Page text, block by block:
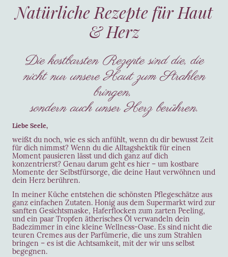
Natürliche Rezepte für Haut
& Herz
Die kostbarsten Rezepte sind die, die
nicht nur unsere Haut zum Strahlen
bringen,
sondern auch unser Herz berühren.
Liebe Seele,
weißt du noch, wie es sich anfühlt, wenn du dir bewusst Zeit
für dich nimmst? Wenn du die Alltagshektik für einen
Moment pausieren lässt und dich ganz auf dich
konzentrierst? Genau darum geht es hier – um kostbare
Momente der Selbstfürsorge, die deine Haut verwöhnen und
dein Herz berühren.
In meiner Küche entstehen die schönsten Pflegeschätze aus
ganz einfachen Zutaten. Honig aus dem Supermarkt wird zur
sanften Gesichtsmaske, Haferflocken zum zarten Peeling,
und ein paar Tropfen ätherisches Öl verwandeln dein
Badezimmer in eine kleine Wellness-Oase. Es sind nicht die
teuren Cremes aus der Parfümerie, die uns zum Strahlen
bringen – es ist die Achtsamkeit, mit der wir uns selbst
begegnen.